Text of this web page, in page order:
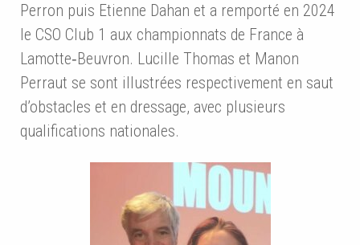
Perron puis Etienne Dahan et a remporté en 2024
le CSO Club 1 aux championnats de France à
Lamotte‑Beuvron. Lucille Thomas et Manon
Perraut se sont illustrées respectivement en saut
d’obstacles et en dressage, avec plusieurs
qualifications nationales.